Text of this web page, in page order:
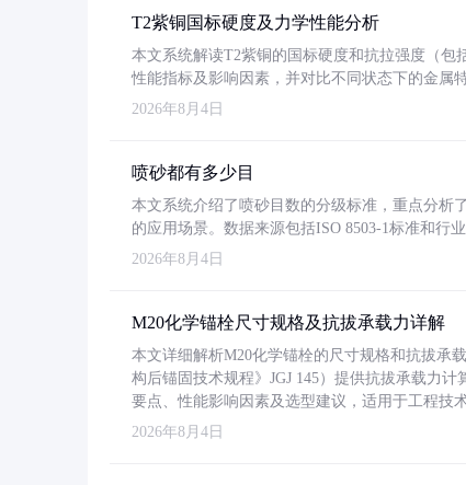
T2紫铜国标硬度及力学性能分析
本文系统解读T2紫铜的国标硬度和抗拉强度（包
性能指标及影响因素，并对比不同状态下的金属
2026年8月4日
喷砂都有多少目
本文系统介绍了喷砂目数的分级标准，重点分析
的应用场景。数据来源包括ISO 8503-1标准和行
2026年8月4日
M20化学锚栓尺寸规格及抗拔承载力详解
本文详细解析M20化学锚栓的尺寸规格和抗拔承
构后锚固技术规程》JGJ 145）提供抗拔承载力
要点、性能影响因素及选型建议，适用于工程技
2026年8月4日